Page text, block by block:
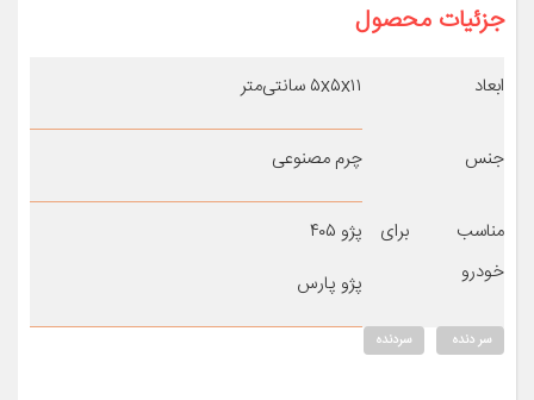
جزئیات محصول
ابعاد ۵x۵x۱۱ سانتی‌متر
جنس چرم مصنوعی
مناسب برای
خودرو
پژو ۴۰۵
پژو پارس
سر دنده سردنده